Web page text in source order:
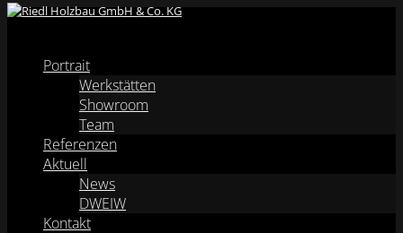
Portrait
Werkstätten
Showroom
Team
Referenzen
Aktuell
News
DWEIW
Kontakt